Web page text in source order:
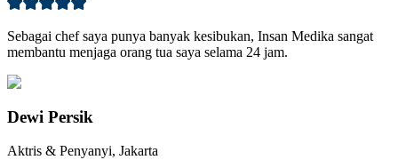
Sebagai chef saya punya banyak kesibukan, Insan Medika sangat
membantu menjaga orang tua saya selama 24 jam.
Dewi Persik
Aktris & Penyanyi, Jakarta